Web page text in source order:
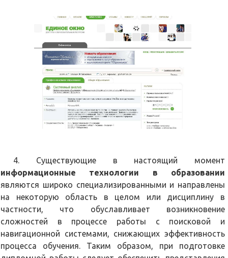
4. Существующие в настоящий момент
информационные технологии в образовании
являются широко специализированными и направлены
на некоторую область в целом или дисциплину в
частности, что обуславливает возникновение
сложностей в процессе работы с поисковой и
навигационной системами, снижающих эффективность
процесса обучения. Таким образом, при подготовке